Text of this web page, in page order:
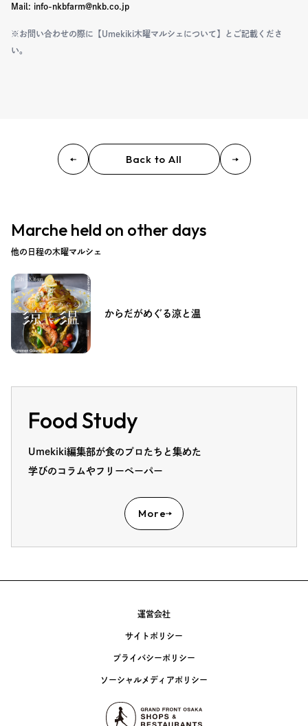
Mail: info-nkbfarm@nkb.co.jp
※お問い合わせの際に【Umekiki木曜マルシェについて】とご記載くださ
い。
Back to All
Marche held on other days
他の日程の木曜マルシェ
からだがめぐる涼と温
Food Study
Umekiki編集部が食のプロたちと集めた
学びのコラムやフリーペーパー
More
運営会社
サイトポリシー
プライバシーポリシー
ソーシャルメディアポリシー